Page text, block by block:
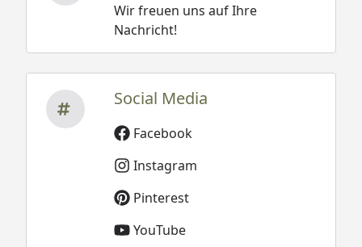
Wir freuen uns auf Ihre
Nachricht!
Social Media
Facebook
Instagram
Pinterest
YouTube